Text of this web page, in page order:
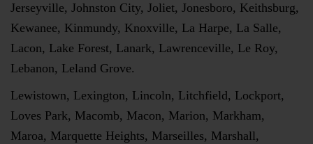
Jerseyville, Johnston City, Joliet, Jonesboro, Keithsburg,
Kewanee, Kinmundy, Knoxville, La Harpe, La Salle,
Lacon, Lake Forest, Lanark, Lawrenceville, Le Roy,
Lebanon, Leland Grove.
Lewistown, Lexington, Lincoln, Litchfield, Lockport,
Loves Park, Macomb, Macon, Marion, Markham,
Maroa, Marquette Heights, Marseilles, Marshall,